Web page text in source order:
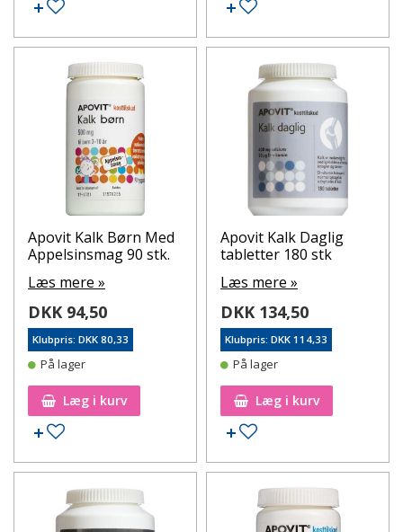
Tilføj til ønskeseddel Tilføj til ønskeseddel
Apovit Kalk Børn Med
Appelsinsmag 90 stk.
Læs mere »
DKK 94,50
Klubpris: DKK 80,33
På lager
Læg i kurv
Tilføj til ønskeseddel
Apovit Kalk Daglig
tabletter 180 stk
Læs mere »
DKK 134,50
Klubpris: DKK 114,33
På lager
Læg i kurv
Tilføj til ønskeseddel